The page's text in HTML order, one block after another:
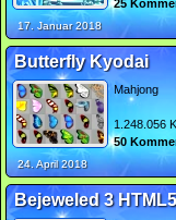
25
17. Januar 2018
Butterfly Kyodai
Mahjong
1.248.056
50
24. April 2018
Bejeweled 3 HTML5